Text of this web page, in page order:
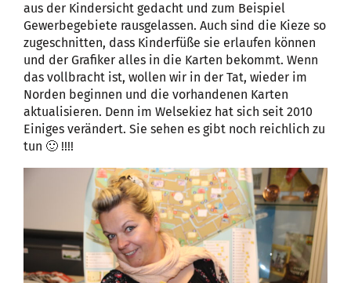
aus der Kindersicht gedacht und zum Beispiel
Gewerbegebiete rausgelassen. Auch sind die Kieze so
zugeschnitten, dass Kinderfüße sie erlaufen können
und der Grafiker alles in die Karten bekommt. Wenn
das vollbracht ist, wollen wir in der Tat, wieder im
Norden beginnen und die vorhandenen Karten
aktualisieren. Denn im Welsekiez hat sich seit 2010
Einiges verändert. Sie sehen es gibt noch reichlich zu
tun 🙂 !!!!